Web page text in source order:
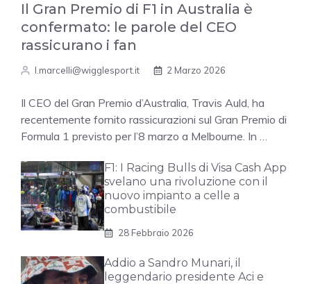
Il Gran Premio di F1 in Australia è
confermato: le parole del CEO
rassicurano i fan
l.marcelli@wigglesport.it 2 Marzo 2026
Il CEO del Gran Premio d’Australia, Travis Auld, ha
recentemente fornito rassicurazioni sul Gran Premio di
Formula 1 previsto per l’8 marzo a Melbourne. In …
F1: I Racing Bulls di Visa Cash App
svelano una rivoluzione con il
nuovo impianto a celle a
combustibile
28 Febbraio 2026
Addio a Sandro Munari, il
leggendario presidente Aci e